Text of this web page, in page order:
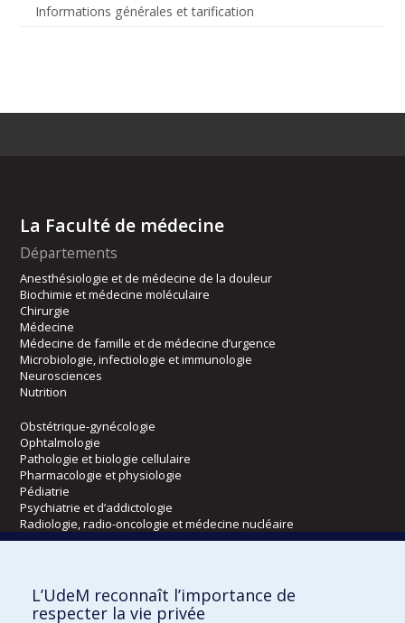
Informations générales et tarification
La Faculté de médecine
Départements
Anesthésiologie et de médecine de la douleur
Biochimie et médecine moléculaire
Chirurgie
Médecine
Médecine de famille et de médecine d’urgence
Microbiologie, infectiologie et immunologie
Neurosciences
Nutrition
Obstétrique-gynécologie
Ophtalmologie
Pathologie et biologie cellulaire
Pharmacologie et physiologie
Pédiatrie
Psychiatrie et d’addictologie
Radiologie, radio-oncologie et médecine nucléaire
Écoles
Kinésiologie et des sciences de l’activité physique
L’UdeM reconnaît l’importance de
respecter la vie privée